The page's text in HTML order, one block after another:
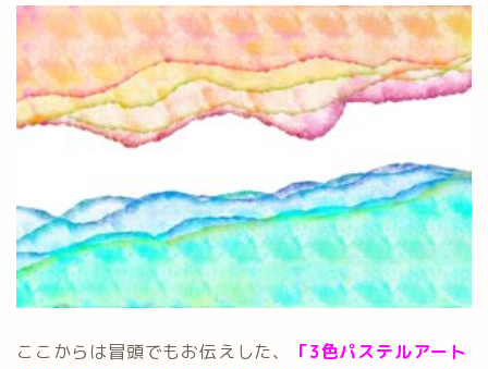
ここからは冒頭でもお伝えした、
「3色パステルアート